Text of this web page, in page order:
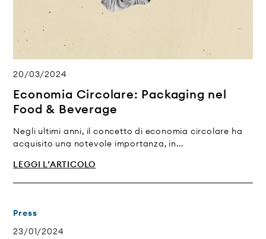
20/03/2024
Economia Circolare: Packaging nel
Food & Beverage
Negli ultimi anni, il concetto di economia circolare ha
acquisito una notevole importanza, in...
LEGGI L’ARTICOLO
Press
23/01/2024